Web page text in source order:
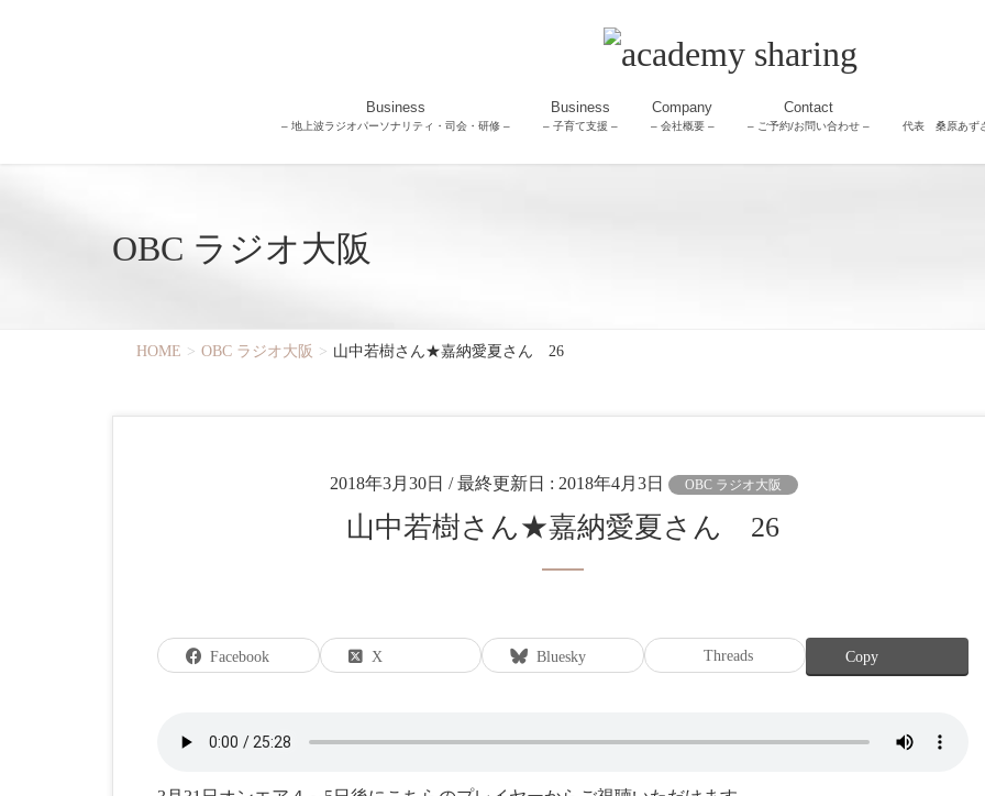
Business
– 地上波ラジオパーソナリティ・司会・研修 –
Business
– 子育て支援 –
Company
– 会社概要 –
Contact
– ご予約/お問い合わせ – 代表 桑原あず
OBC ラジオ大阪
HOME OBC ラジオ大阪 山中若樹さん★嘉納愛夏さん 26
2018年3月30日 / 最終更新日 : 2018年4月3日 OBC ラジオ大阪
山中若樹さん★嘉納愛夏さん 26
Facebook X Bluesky Threads Copy